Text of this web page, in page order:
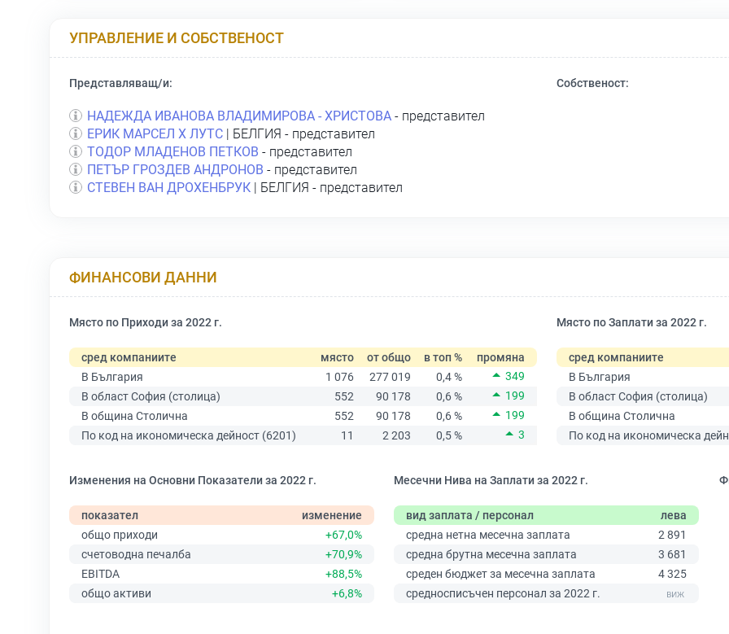
УПРАВЛЕНИЕ И СОБСТВЕНОСТ
Представляващ/и:
НАДЕЖДА ИВАНОВА ВЛАДИМИРОВА - ХРИСТОВА - представител
ЕРИК МАРСЕЛ Х ЛУТС | БЕЛГИЯ - представител
ТОДОР МЛАДЕНОВ ПЕТКОВ - представител
ПЕТЪР ГРОЗДЕВ АНДРОНОВ - представител
СТЕВЕН ВАН ДРОХЕНБРУК | БЕЛГИЯ - представител
Собственост:
ФИНАНСОВИ ДАННИ
Място по Приходи за 2022 г.
сред компаниите място от общо в топ %
промяна
В България
1 076 277 019 0,4 %
349
В област София (столица)
552 90 178 0,6 %
199
В община Столична
552 90 178 0,6 %
199
По код на икономическа дейност (6201)
11 2 203 0,5 % 3
Място по Заплати за 2022 г.
сред компаниите
В България
В област София (столица)
В община Столична
По код на икономическа
Изменения на Основни Показатели за 2022 г.
показател
изменение
общо приходи
+67,0%
счетоводна печалба
+70,9%
EBITDA
+88,5%
общо активи
+6,8%
Месечни Нива на Заплати за 2022 г.
вид заплата / персонал
лева
средна нетна месечна заплата
2 891
средна брутна месечна заплата
3 681
среден бюджет за месечна заплата
4 325
средносписъчен персонал за 2022 г.